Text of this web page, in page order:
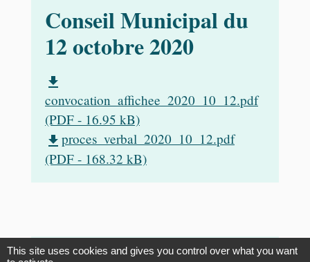
Conseil Municipal du
12 octobre 2020
file_download
convocation_affichee_2020_10_12.pdf
(PDF - 16.95 kB)
file_download proces_verbal_2020_10_12.pdf
(PDF - 168.32 kB)
This site uses cookies and gives you control over what you want